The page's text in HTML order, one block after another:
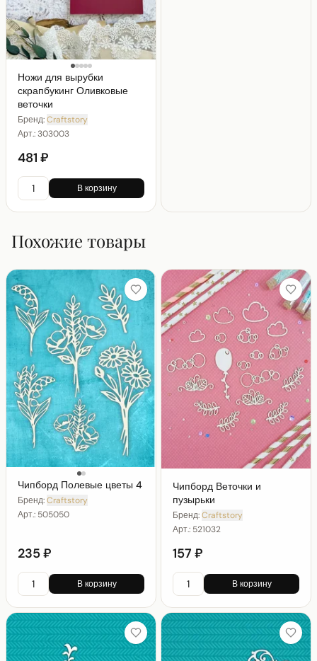
Ножи для вырубки
скрапбукинг Оливковые
веточки
Бренд:Craftstory
Арт.:303003
481 ₽
В корзину
Похожие товары
Чипборд Полевые цветы 4
Бренд:Craftstory
Арт.: 505050
235 ₽
В корзину
Чипборд Веточки и
пузырьки
Бренд:Craftstory
Арт.: 521032
157 ₽
В корзину